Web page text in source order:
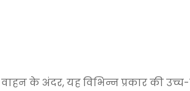
वाहन के अंदर, यह विभिन्न प्रकार की उच्च-